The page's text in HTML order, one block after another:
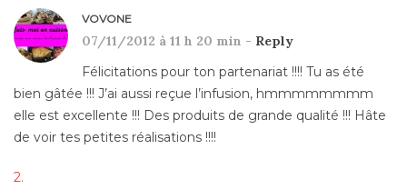
VOVONE
07/11/2012 à 11 h 20 min - Reply
Félicitations pour ton partenariat !!!! Tu as été
bien gâtée !!! J’ai aussi reçue l’infusion, hmmmmmmmm
elle est excellente !!! Des produits de grande qualité !!! Hâte
de voir tes petites réalisations !!!!